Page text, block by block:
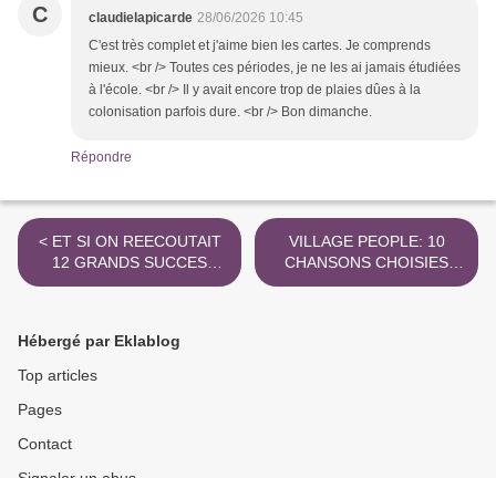
C claudielapicarde 28/06/2026 10:45
C'est très complet et j'aime bien les cartes. Je comprends
mieux. <br /> Toutes ces périodes, je ne les ai jamais étudiées
à l'école. <br /> Il y avait encore trop de plaies dûes à la
colonisation parfois dure. <br /> Bon dimanche.
Répondre
< ET SI ON REECOUTAIT
12 GRANDS SUCCES
CHOISIS DE JOE DASSIN
VILLAGE PEOPLE: 10
CHANSONS CHOISIES
POUR UNE REECOUTE
Hébergé par Eklablog
Top articles
Pages
Contact